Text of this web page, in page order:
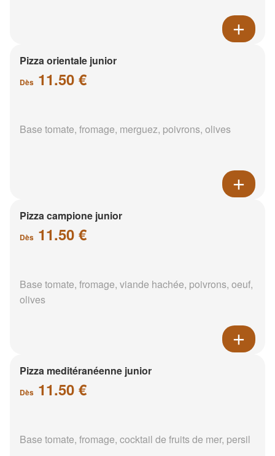
Pizza orientale junior
Dès 11.50 €
Base tomate, fromage, merguez, poivrons, olives
Pizza campione junior
Dès 11.50 €
Base tomate, fromage, viande hachée, poivrons, oeuf,
olives
Pizza meditéranéenne junior
Dès 11.50 €
Base tomate, fromage, cocktail de fruits de mer, persil